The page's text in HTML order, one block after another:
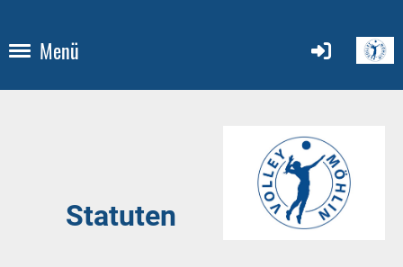
Menü
Statuten